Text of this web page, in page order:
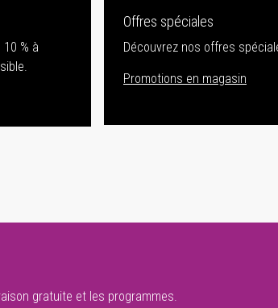
% à
Offres spéciales
Découvrez nos offres
Promotions en magasin
gratuite et les programmes.